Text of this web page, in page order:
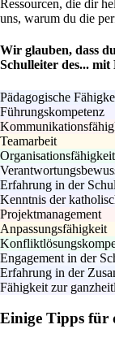
Ressourcen, die dir
uns, warum du die
Wir glauben, dass
Schulleiter des...
Pädagogische
Führungskompetenz
Teamarbeit
Organisationsfähigkeit
Erfahrung in der
Kenntnis der
Projektmanagement
Anpassungsfähigkeit
Engagement in der
Erfahrung in der
Fähigkeit zur
Einige Tipps für